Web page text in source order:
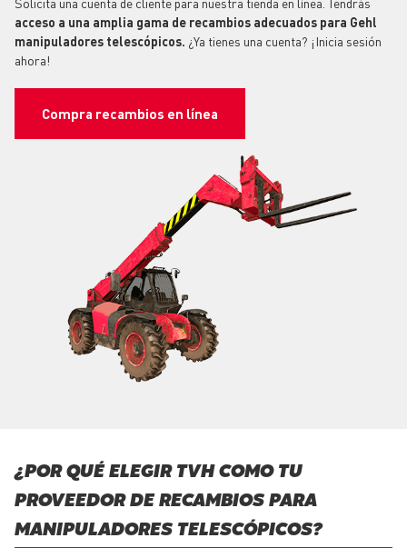
acceso a una amplia gama de recambios adecuados para Gehl
manipuladores telescópicos. ¿Ya tienes una cuenta? ¡Inicia sesión
ahora!
Compra recambios en línea
¿POR QUÉ ELEGIR TVH COMO TU
PROVEEDOR DE RECAMBIOS PARA
MANIPULADORES TELESCÓPICOS?